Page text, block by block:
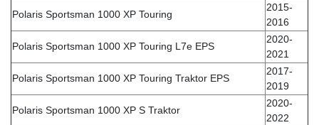
Polaris Sportsman 1000 XP Touring
2015-
2016
Polaris Sportsman 1000 XP Touring L7e EPS
2020-
2021
Polaris Sportsman 1000 XP Touring Traktor EPS
2017-
2019
Polaris Sportsman 1000 XP S Traktor
2020-
2022